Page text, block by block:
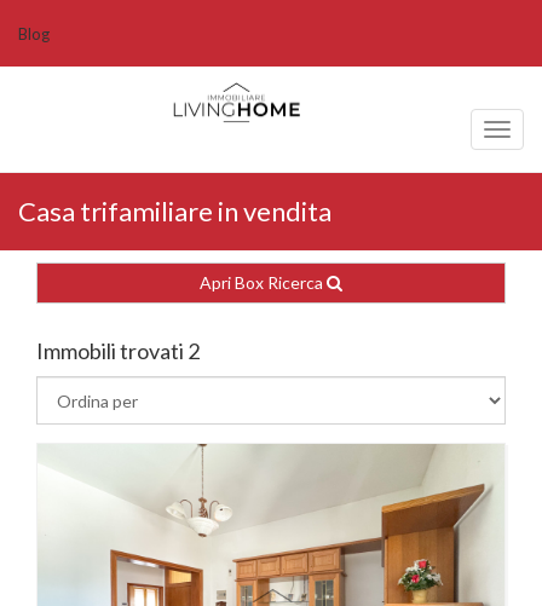
Blog
Casa trifamiliare in vendita
Apri Box Ricerca
Immobili trovati 2